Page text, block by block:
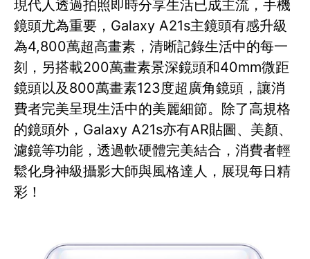
現代人透過拍照即時分享生活已成主流，手機
鏡頭尤為重要，Galaxy A21s主鏡頭有感升級
為4,800萬超高畫素，清晰記錄生活中的每一
刻，另搭載200萬畫素景深鏡頭和40mm微距
鏡頭以及800萬畫素123度超廣角鏡頭，讓消
費者完美呈現生活中的美麗細節。除了高規格
的鏡頭外，Galaxy A21s亦有AR貼圖、美顏、
濾鏡等功能，透過軟硬體完美結合，消費者輕
鬆化身神級攝影大師與風格達人，展現每日精
彩！